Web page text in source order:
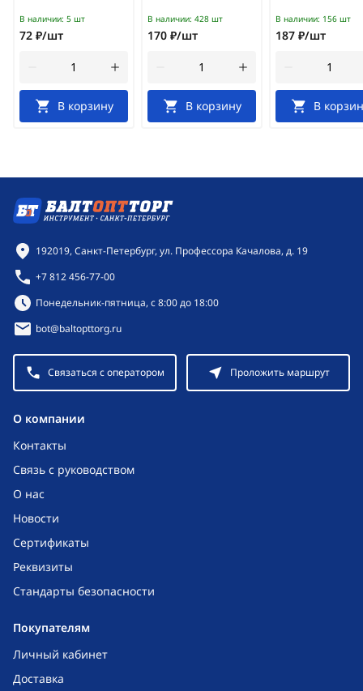
В наличии: 5 шт
72 ₽/шт
В корзину
В наличии: 428 шт
170 ₽/шт
В корзину
В наличии: 156 шт
187 ₽/шт
В
O компании
Контакты
Связь с руководством
О нас
Новости
Сертификаты
Реквизиты
Стандарты безопасности
Покупателям
Личный кабинет
Доставка
Контактная информация
192019, Санкт-Петербург, ул. Профессора Качалова, д. 19
+7 812 456-77-00
Режим работы:
Понедельник-пятница, с 8:00 до 18:00
bot@baltopttorg.ru
Связаться с оператором Проложить маршрут